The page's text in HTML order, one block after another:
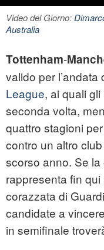
Video del Giorno:
Australia
Tottenham-
valido per
League, ai quali
seconda volta,
quattro stagioni
contro un altro
scorso anno. Se
rappresenta fin qui
corazzata di
candidate a
in semifinale